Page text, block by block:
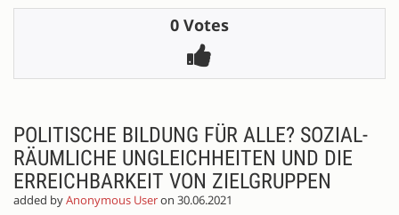
0 Votes
POLITISCHE BILDUNG FÜR ALLE? SOZIAL-
RÄUMLICHE UNGLEICHHEITEN UND DIE
ERREICHBARKEIT VON ZIELGRUPPEN
added byAnonymous Useron 30.06.2021